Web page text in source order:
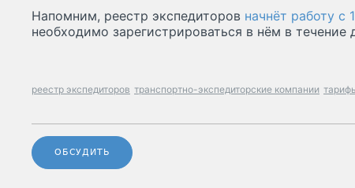
Напомним, реестр экспедиторов начнёт работу с
необходимо зарегистрироваться в нём в течение
реестр экспедиторов транспортно-экспедиторские компании
ОБСУДИТЬ